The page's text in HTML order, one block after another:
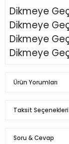
Dikmeye
Dikmeye
Dikmeye
Dikmeye
Ürün Yorumları
Taksit Seçenekleri
Soru & Cevap